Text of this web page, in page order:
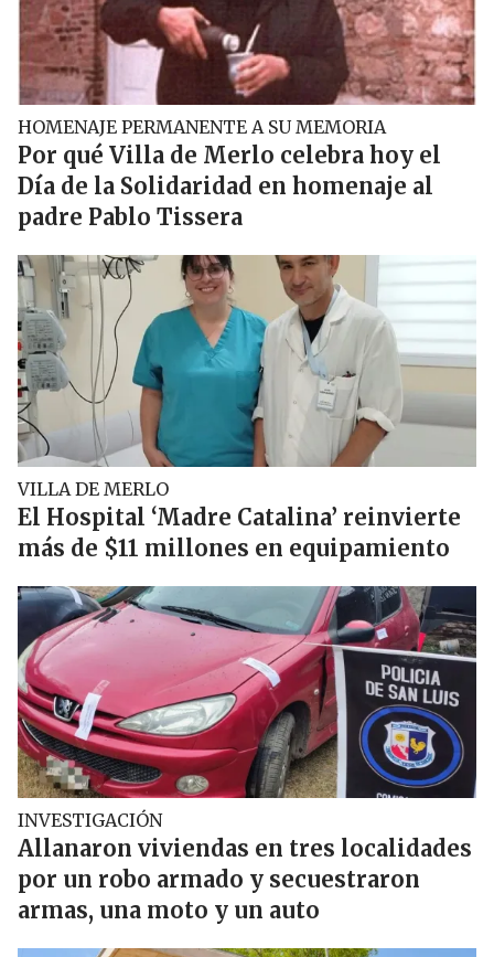
HOMENAJE PERMANENTE A SU MEMORIA
Por qué Villa de Merlo celebra hoy el
Día de la Solidaridad en homenaje al
padre Pablo Tissera
VILLA DE MERLO
El Hospital ‘Madre Catalina’ reinvierte
más de $11 millones en equipamiento
INVESTIGACIÓN
Allanaron viviendas en tres localidades
por un robo armado y secuestraron
armas, una moto y un auto